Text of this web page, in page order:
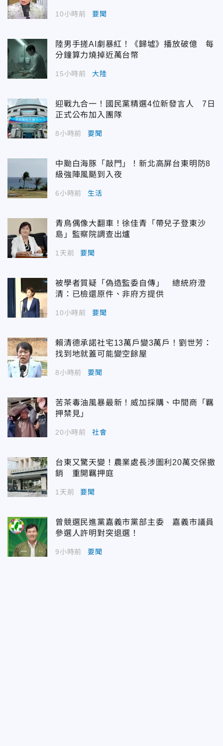
10小時前 要聞
陸男手搓AI劇暴紅！《歸墟》播放破億 每
分鐘算力燒掉近萬台幣
15小時前 大陸
迎戰九合一！國民黨精選4位新發言人 7日
正式公布加入團隊
8小時前 要聞
中颱白海豚「敲門」！新北高屏台東明防8
級強陣風颳到入夜
6小時前 生活
青鳥偶像大翻車！徐佳青「帶兒子登東沙
島」監察院調查出爐
1天前 要聞
被學者質疑「偽造監委自傳」 總統府澄
清：已檢還原件、非府方提供
10小時前 要聞
賴清德承諾社宅13萬戶變3萬戶！劉世芳：
找到地就蓋可能變空餘屋
8小時前 要聞
苦茶毒油風暴最新！威加採購、中間商「羈
押禁見」
20小時前 社會
台東又驚天變！農業處長涉圖利20萬交保撤
銷 重開羈押庭
1天前 要聞
曾競選民進黨嘉義市黨部主委 嘉義市議員
參選人許明對突退選！
9小時前 要聞